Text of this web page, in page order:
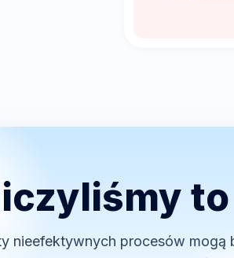
nieefektywnych procesów mogą